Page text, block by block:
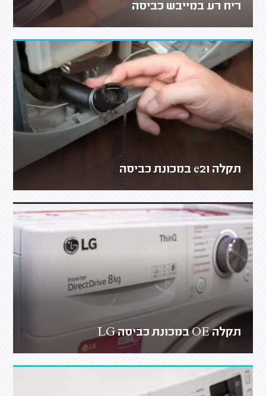
ריח רע במייבש כביסה
תקלה e21 במכונת כביסה
תקלה OE במכונת כביסה LG